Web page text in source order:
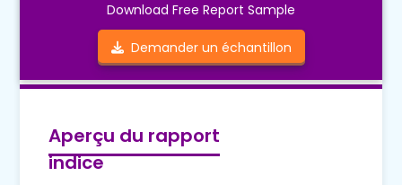
Download Free Report Sample
Demander un échantillon
Aperçu du rapport
indice